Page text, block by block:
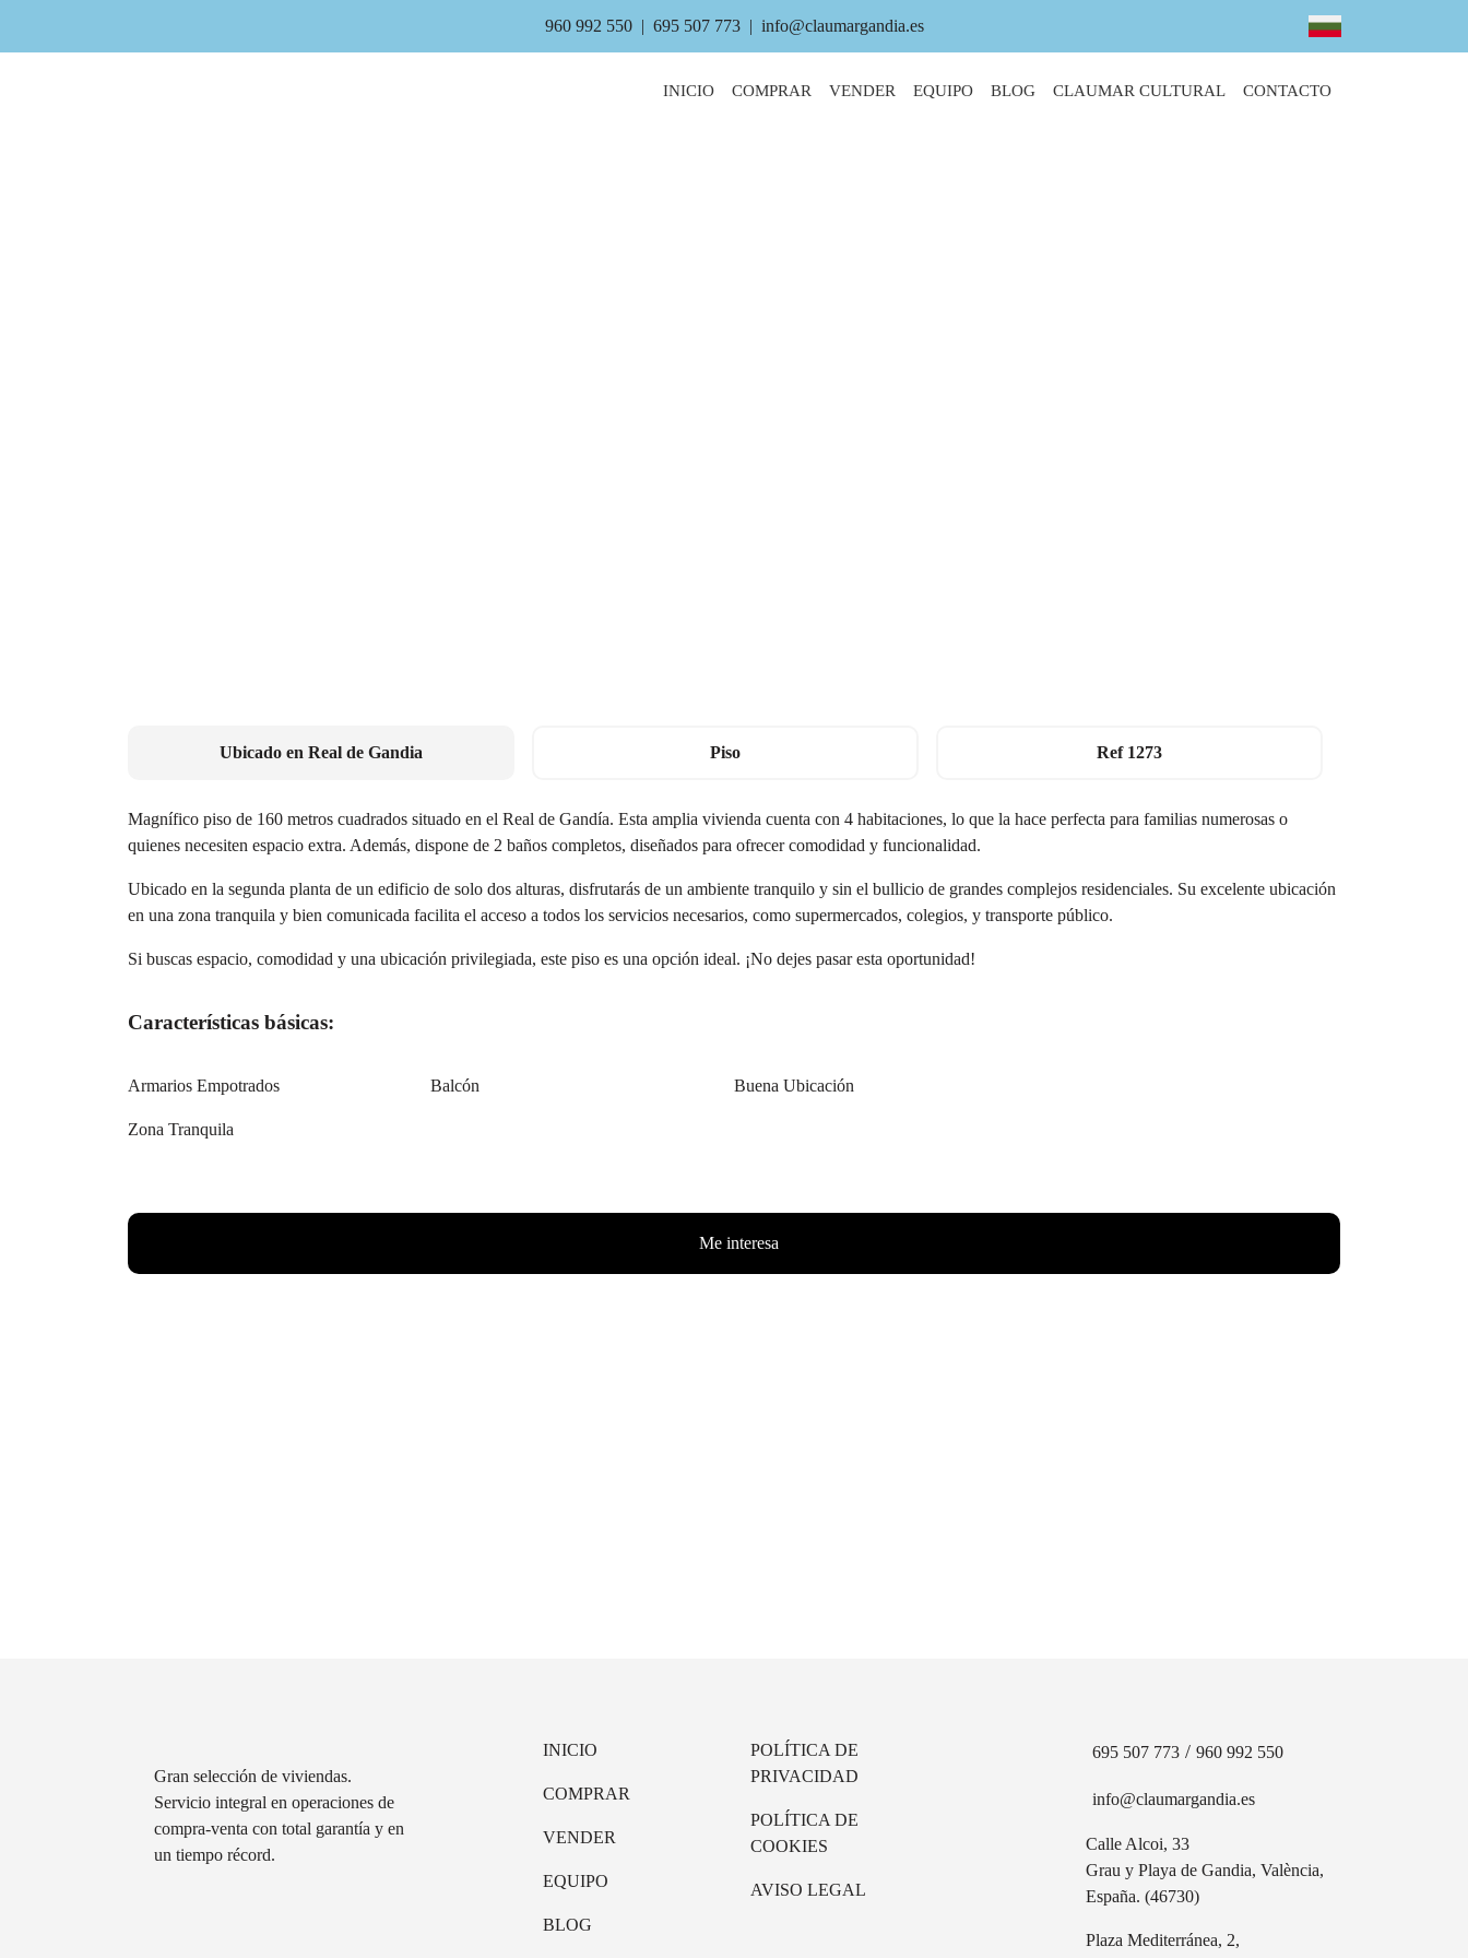
960 992 550 | 695 507 773 | info@claumargandia.es
INICIO COMPRAR VENDER EQUIPO BLOG CLAUMAR CULTURAL CONTACTO
Ubicado en Real de Gandia Piso Ref 1273
Magnífico piso de 160 metros cuadrados situado en el Real de Gandía. Esta amplia vivienda cuenta con 4 habitaciones, lo que la hace perfecta para familias numerosas o
quienes necesiten espacio extra. Además, dispone de 2 baños completos, diseñados para ofrecer comodidad y funcionalidad.
Ubicado en la segunda planta de un edificio de solo dos alturas, disfrutarás de un ambiente tranquilo y sin el bullicio de grandes complejos residenciales. Su excelente ubicación
en una zona tranquila y bien comunicada facilita el acceso a todos los servicios necesarios, como supermercados, colegios, y transporte público.
Si buscas espacio, comodidad y una ubicación privilegiada, este piso es una opción ideal. ¡No dejes pasar esta oportunidad!
Características básicas:
Armarios Empotrados Balcón Buena Ubicación
Zona Tranquila
Me interesa
Gran selección de viviendas.
Servicio integral en operaciones de
compra-venta con total garantía y en
un tiempo récord.
INICIO
COMPRAR
VENDER
EQUIPO
BLOG
POLÍTICA DE
PRIVACIDAD
POLÍTICA DE
COOKIES
AVISO LEGAL
695 507 773 / 960 992 550
info@claumargandia.es
Calle Alcoi, 33
Grau y Playa de Gandia, València,
España. (46730)
Plaza Mediterránea, 2,